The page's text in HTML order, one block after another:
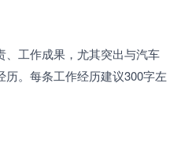
工作成果，尤其突出与汽车
。每条工作经历建议300字左